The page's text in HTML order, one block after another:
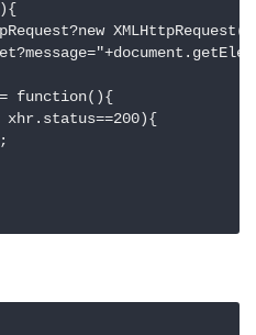
= function(){
xhr.status==200){